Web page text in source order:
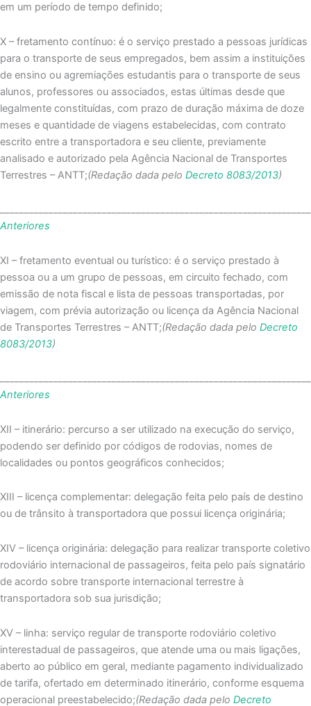
em um período de tempo definido;
X – fretamento contínuo: é o serviço prestado a pessoas jurídicas
para o transporte de seus empregados, bem assim a instituições
de ensino ou agremiações estudantis para o transporte de seus
alunos, professores ou associados, estas últimas desde que
legalmente constituídas, com prazo de duração máxima de doze
meses e quantidade de viagens estabelecidas, com contrato
escrito entre a transportadora e seu cliente, previamente
analisado e autorizado pela Agência Nacional de Transportes
Terrestres – ANTT;(Redação dada pelo Decreto 8083/2013)
Anteriores
XI – fretamento eventual ou turístico: é o serviço prestado à
pessoa ou a um grupo de pessoas, em circuito fechado, com
emissão de nota fiscal e lista de pessoas transportadas, por
viagem, com prévia autorização ou licença da Agência Nacional
de Transportes Terrestres – ANTT;(Redação dada pelo Decreto
8083/2013)
Anteriores
XII – itinerário: percurso a ser utilizado na execução do serviço,
podendo ser definido por códigos de rodovias, nomes de
localidades ou pontos geográficos conhecidos;
XIII – licença complementar: delegação feita pelo país de destino
ou de trânsito à transportadora que possui licença originária;
XIV – licença originária: delegação para realizar transporte coletivo
rodoviário internacional de passageiros, feita pelo país signatário
de acordo sobre transporte internacional terrestre à
transportadora sob sua jurisdição;
XV – linha: serviço regular de transporte rodoviário coletivo
interestadual de passageiros, que atende uma ou mais ligações,
aberto ao público em geral, mediante pagamento individualizado
de tarifa, ofertado em determinado itinerário, conforme esquema
operacional preestabelecido;(Redação dada pelo Decreto